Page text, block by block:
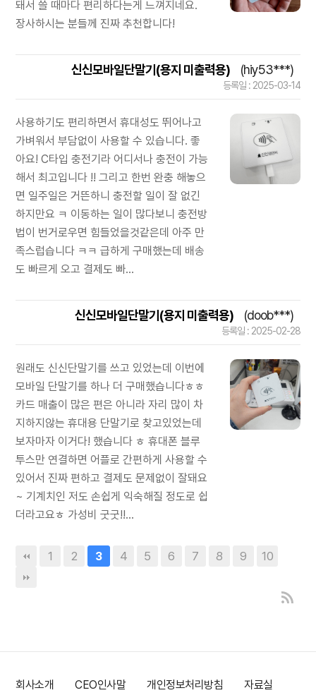
돼서 쓸 때마다 편리하다는게 느껴지네요.
장사하시는 분들께 진짜 추천합니다!
신신모바일단말기(용지 미출력용) (hiy53***)
등록일 : 2025-03-14
사용하기도 편리하면서 휴대성도 뛰어나고
가벼워서 부담없이 사용할 수 있습니다. 좋
아요! C타입 충전기라 어디서나 충전이 가능
해서 최고입니다 !! 그리고 한번 완충 해놓으
면 일주일은 거뜬하니 충전할 일이 잘 없긴
하지만요 ㅋ 이동하는 일이 많다보니 충전방
법이 번거로우면 힘들었을것같은데 아주 만
족스럽습니다 ㅋㅋ 급하게 구매했는데 배송
도 빠르게 오고 결제도 빠...
신신모바일단말기(용지 미출력용) (doob***)
등록일 : 2025-02-28
원래도 신신단말기를 쓰고 있었는데 이번에
모바일 단말기를 하나 더 구매했습니다ㅎㅎ
카드 매출이 많은 편은 아니라 자리 많이 차
지하지않는 휴대용 단말기로 찾고있었는데
보자마자 이거다! 했습니다 ㅎ 휴대폰 블루
투스만 연결하면 어플로 간편하게 사용할 수
있어서 진짜 편하고 결제도 문제없이 잘돼요
~ 기계치인 저도 손쉽게 익숙해질 정도로 쉽
더라고요ㅎ 가성비 굿굿!!...
1 2 3 4 5 6 7 8 9 10
회사소개 CEO인사말 개인정보처리방침 자료실